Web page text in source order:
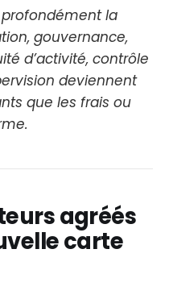
profondément la
gouvernance,
d’activité, contrôle
deviennent
que les frais ou
agréés
carte